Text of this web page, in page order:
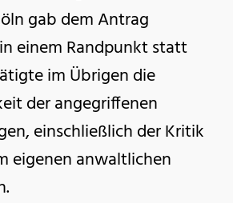
gab dem Antrag
einem Randpunkt statt
im Übrigen die
der angegriffenen
einschließlich der Kritik
eigenen anwaltlichen